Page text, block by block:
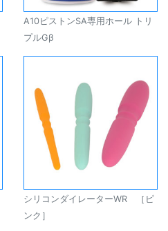
A10ピストンSA専用ホール トリ
プルGβ
シリコンダイレーターWR ［ピ
ンク］